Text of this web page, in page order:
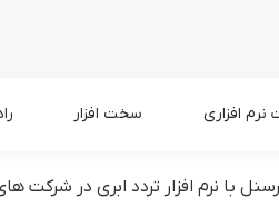
افزاری سخت افزار
با نرم افزار تردد ابری در